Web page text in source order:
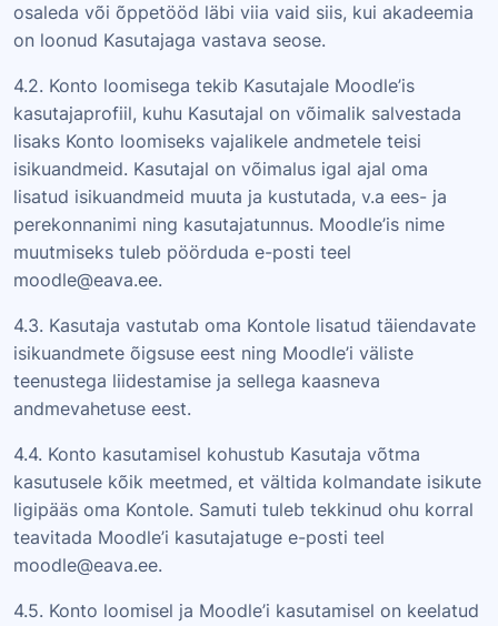
osaleda või õppetööd läbi viia vaid siis, kui akadeemia
on loonud Kasutajaga vastava seose.
4.2. Konto loomisega tekib Kasutajale Moodle’is
kasutajaprofiil, kuhu Kasutajal on võimalik salvestada
lisaks Konto loomiseks vajalikele andmetele teisi
isikuandmeid. Kasutajal on võimalus igal ajal oma
lisatud isikuandmeid muuta ja kustutada, v.a ees- ja
perekonnanimi ning kasutajatunnus. Moodle’is nime
muutmiseks tuleb pöörduda e-posti teel
moodle@eava.ee.
4.3. Kasutaja vastutab oma Kontole lisatud täiendavate
isikuandmete õigsuse eest ning Moodle’i väliste
teenustega liidestamise ja sellega kaasneva
andmevahetuse eest.
4.4. Konto kasutamisel kohustub Kasutaja võtma
kasutusele kõik meetmed, et vältida kolmandate isikute
ligipääs oma Kontole. Samuti tuleb tekkinud ohu korral
teavitada Moodle’i kasutajatuge e-posti teel
moodle@eava.ee.
4.5. Konto loomisel ja Moodle’i kasutamisel on keelatud